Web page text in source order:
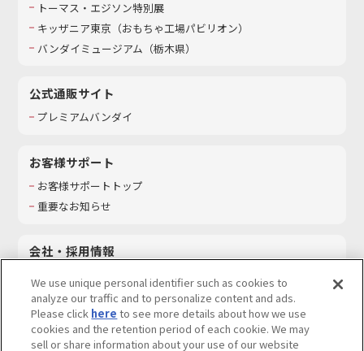
トーマス・エジソン特別展
キッザニア東京（おもちゃ工場パビリオン）​
バンダイミュージアム（栃木県）
公式通販サイト
プレミアムバンダイ
お客様サポート
お客様サポートトップ
重要なお知らせ
会社・採用情報
採用情報
サステナビリティ
お問い合わせ
We use unique personal identifier such as cookies to
analyze our traffic and to personalize content and ads.
Please click here to see more details about how we use
cookies and the retention period of each cookie. We may
sell or share information about your use of our website